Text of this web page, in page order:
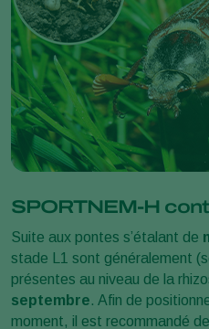
SPORTNEM-H
Suite aux pontes s’étalant de
stade L1 sont généralement
présentes au niveau de la
septembre. Afin de
moment, il est recommandé